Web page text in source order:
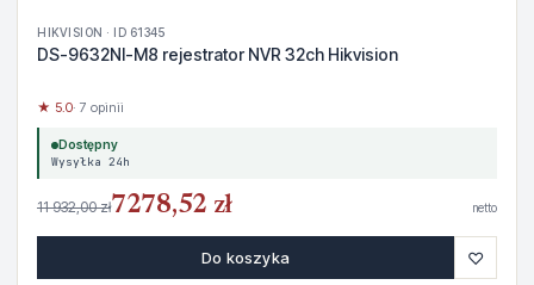
HIKVISION · ID 61345
DS-9632NI-M8 rejestrator NVR 32ch Hikvision
★ 5.0· 7 opinii
Dostępny
Wysyłka 24h
11 932,00 zł7278,52 zł netto
Do koszyka ♡